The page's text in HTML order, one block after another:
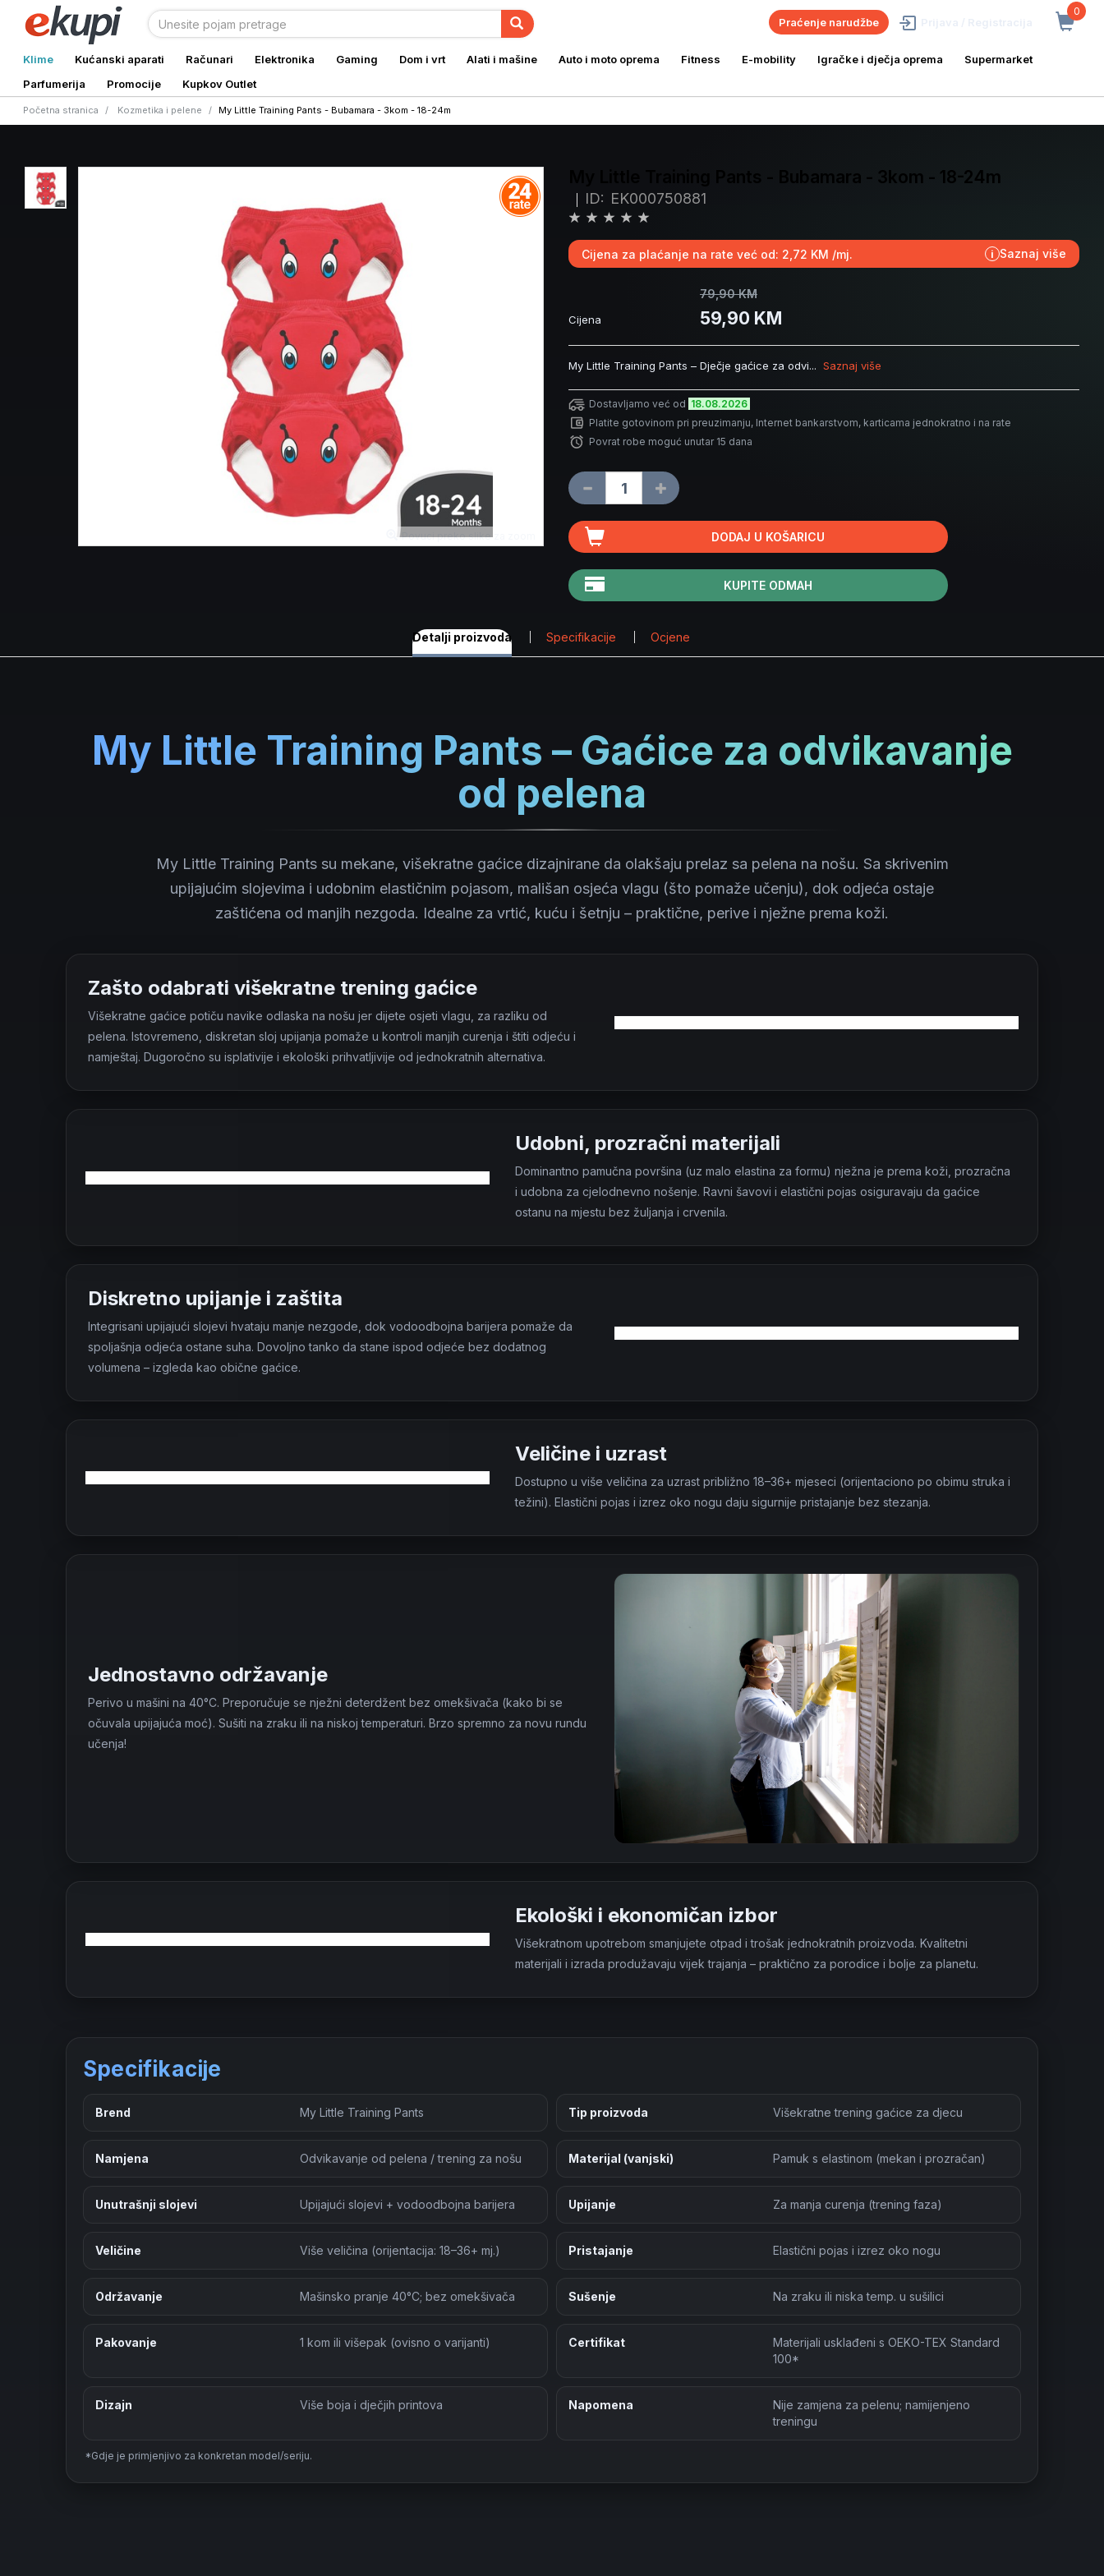
0
Praćenje narudžbe
Klime Kućanski aparati Računari Elektronika Gaming Dom i vrt Alati i mašine Auto i moto oprema Fitness E-mobility Igračke i dječja oprema
Supermarket
Parfumerija
Promocije Kupkov Outlet
Početna stranica Kozmetika i pelene My Little Training Pants - Bubamara - 3kom - 18-24m
Povuci preko slike za zoom
My Little Training Pants - Bubamara - 3kom - 18-24m
ID: EK000750881
Cijena za plaćanje na rate već od: 2,72 KM /mj. i Saznaj više
79,90 KM
Cijena 59,90 KM
My Little Training Pants – Dječje gaćice za odvi... Saznaj više
Dostavljamo već od 18.08.2026
Platite gotovinom pri preuzimanju, Internet bankarstvom, karticama jednokratno i na rate
Povrat robe moguć unutar 15 dana
DODAJ U KOŠARICU
KUPITE ODMAH
Detalji proizvoda Specifikacije Ocjene
My Little Training Pants – Gaćice za odvikavanje
od pelena
My Little Training Pants su mekane, višekratne gaćice dizajnirane da olakšaju prelaz sa pelena na nošu. Sa skrivenim
upijajućim slojevima i udobnim elastičnim pojasom, mališan osjeća vlagu (što pomaže učenju), dok odjeća ostaje
zaštićena od manjih nezgoda. Idealne za vrtić, kuću i šetnju – praktične, perive i nježne prema koži.
Zašto odabrati višekratne trening gaćice
Višekratne gaćice potiču navike odlaska na nošu jer dijete osjeti vlagu, za razliku od
pelena. Istovremeno, diskretan sloj upijanja pomaže u kontroli manjih curenja i štiti odjeću i
namještaj. Dugoročno su isplativije i ekološki prihvatljivije od jednokratnih alternativa.
Udobni, prozračni materijali
Dominantno pamučna površina (uz malo elastina za formu) nježna je prema koži, prozračna
i udobna za cjelodnevno nošenje. Ravni šavovi i elastični pojas osiguravaju da gaćice
ostanu na mjestu bez žuljanja i crvenila.
Diskretno upijanje i zaštita
Integrisani upijajući slojevi hvataju manje nezgode, dok vodoodbojna barijera pomaže da
spoljašnja odjeća ostane suha. Dovoljno tanko da stane ispod odjeće bez dodatnog
volumena – izgleda kao obične gaćice.
Veličine i uzrast
Dostupno u više veličina za uzrast približno 18–36+ mjeseci (orijentaciono po obimu struka i
težini). Elastični pojas i izrez oko nogu daju sigurnije pristajanje bez stezanja.
Jednostavno održavanje
Perivo u mašini na 40°C. Preporučuje se nježni deterdžent bez omekšivača (kako bi se
očuvala upijajuća moć). Sušiti na zraku ili na niskoj temperaturi. Brzo spremno za novu rundu
učenja!
Ekološki i ekonomičan izbor
Višekratnom upotrebom smanjujete otpad i trošak jednokratnih proizvoda. Kvalitetni
materijali i izrada produžavaju vijek trajanja – praktično za porodice i bolje za planetu.
Specifikacije
Brend My Little Training Pants Tip proizvoda Višekratne trening gaćice za djecu
Namjena Odvikavanje od pelena / trening za nošu Materijal (vanjski) Pamuk s elastinom (mekan i prozračan)
Unutrašnji slojevi Upijajući slojevi + vodoodbojna barijera Upijanje Za manja curenja (trening faza)
Veličine Više veličina (orijentacija: 18–36+ mj.) Pristajanje Elastični pojas i izrez oko nogu
Održavanje Mašinsko pranje 40°C; bez omekšivača Sušenje Na zraku ili niska temp. u sušilici
Pakovanje 1 kom ili višepak (ovisno o varijanti) Certifikat
Materijali usklađeni s OEKO-TEX Standard
100*
Dizajn Više boja i dječjih printova Napomena
Nije zamjena za pelenu; namijenjeno
treningu
*Gdje je primjenjivo za konkretan model/seriju.